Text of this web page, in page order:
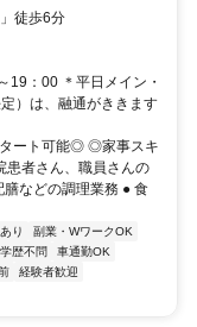
徒歩6分
：00 ＊平日メイン・
）は、融通がききます
ート可能◎ ◎家事スキ
患者さん、職員さんの
などの調理業務 ● 食
り
副業・WワークOK
学歴不問
車通勤OK
経験者歓迎